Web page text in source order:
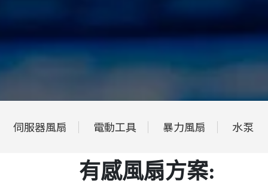
伺服器風扇 電動工具 暴力風扇 水泵
有感風扇方案: